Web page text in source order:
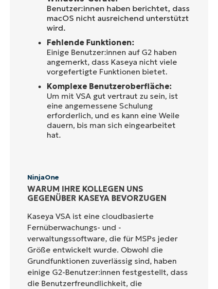
Benutzer:innen haben berichtet, dass
macOS nicht ausreichend unterstützt
wird.
Fehlende Funktionen:
Einige Benutzer:innen auf G2 haben
angemerkt, dass Kaseya nicht viele
vorgefertigte Funktionen bietet.
Komplexe Benutzeroberfläche:
Um mit VSA gut vertraut zu sein, ist
eine angemessene Schulung
erforderlich, und es kann eine Weile
dauern, bis man sich eingearbeitet
hat.
NinjaOne
WARUM IHRE KOLLEGEN UNS
GEGENÜBER KASEYA BEVORZUGEN
Kaseya VSA ist eine cloudbasierte
Fernüberwachungs- und -
verwaltungssoftware, die für MSPs jeder
Größe entwickelt wurde. Obwohl die
Grundfunktionen zuverlässig sind, haben
einige G2-Benutzer:innen festgestellt, dass
die Benutzerfreundlichkeit, die